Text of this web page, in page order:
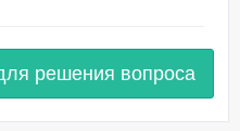
решения вопроса